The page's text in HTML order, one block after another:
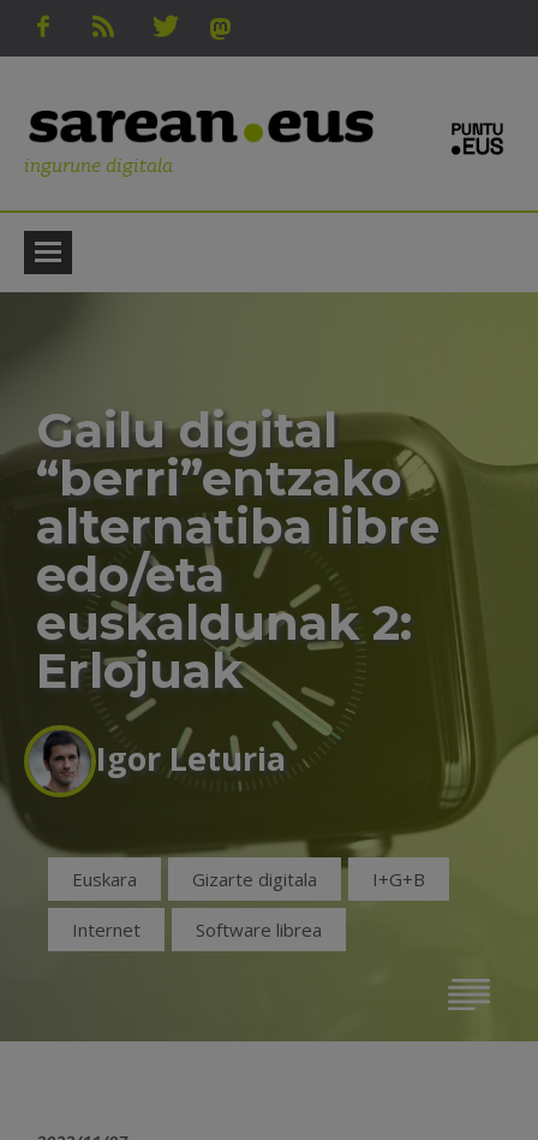
ingurune digitala
Gailu digital
“berri”entzako
alternatiba libre
edo/eta
euskaldunak 2:
Erlojuak
Igor Leturia
Euskara Gizarte digitala I+G+B
Internet Software librea